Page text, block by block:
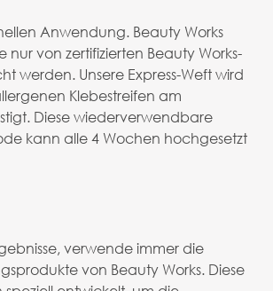
Anwendung. Beauty Works
nur von zertifizierten Beauty Works-
werden. Unsere Express-Weft wird
Klebestreifen am
Diese wiederverwendbare
kann alle 4 Wochen hochgesetzt
verwende immer die
von Beauty Works. Diese